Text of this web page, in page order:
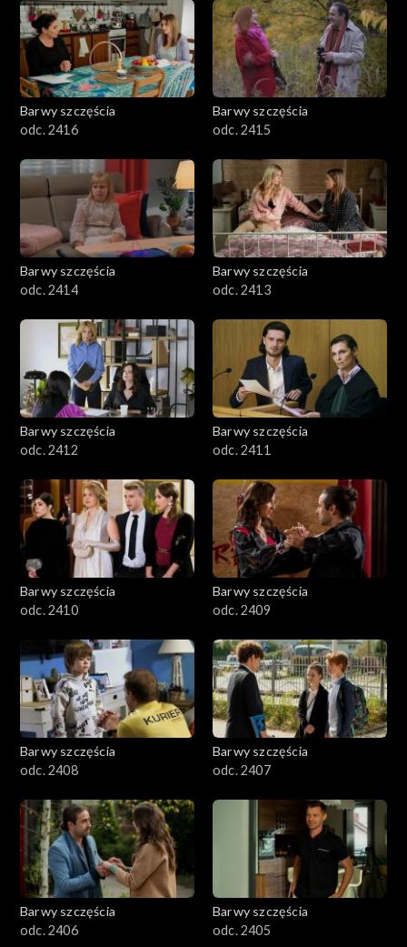
Barwy szczęścia
odc. 2416
Barwy szczęścia
odc. 2415
Barwy szczęścia
odc. 2414
Barwy szczęścia
odc. 2413
Barwy szczęścia
odc. 2412
Barwy szczęścia
odc. 2411
Barwy szczęścia
odc. 2410
Barwy szczęścia
odc. 2409
Barwy szczęścia
odc. 2408
Barwy szczęścia
odc. 2407
Barwy szczęścia
odc. 2406
Barwy szczęścia
odc. 2405